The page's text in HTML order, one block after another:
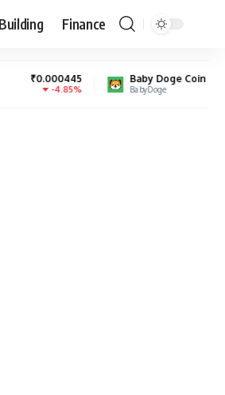
Finance
Baby Doge Coin ₹0.000000
BabyDoge 0.46%